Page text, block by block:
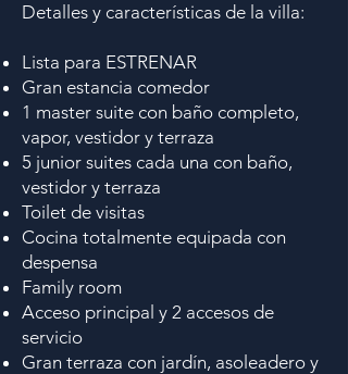
Detalles y características de la villa:
Lista para ESTRENAR
Gran estancia comedor
1 master suite con baño completo,
vapor, vestidor y terraza
5 junior suites cada una con baño,
vestidor y terraza
Toilet de visitas
Cocina totalmente equipada con
despensa
Family room
Acceso principal y 2 accesos de
servicio
Gran terraza con jardín, asoleadero y